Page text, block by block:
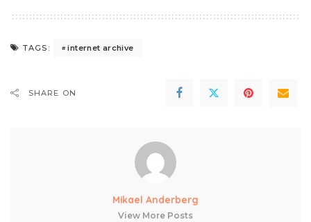
TAGS: internet archive
SHARE ON
Mikael Anderberg
View More Posts